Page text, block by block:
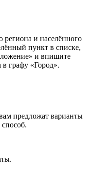
региона и населённого
пункт в списке,
и впишите
в графу «Город».
предложат варианты